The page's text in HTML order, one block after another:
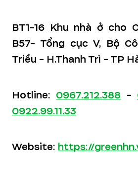
BT1-16 Khu nhà ở cho
B57- Tổng cục V, Bộ
Triều - H.Thanh Trì - TP
Hotline:0967.212.388-
0922.99.11.33
Website: https://